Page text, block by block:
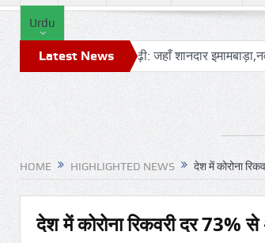
Urdu
Latest News
आग़ा मीर की ड्योढ़ी: जहाँ शानदार इमामबाड़ा,नवाबी शान
HOME HIGHLIGHTED NEWS देश में कोरोना
देश में कोरोना रिकवरी दर 73%